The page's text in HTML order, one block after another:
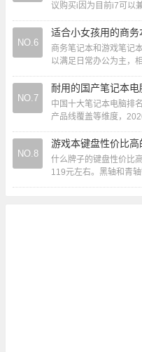
议购买i因为目前i7可以
果想买游戏本、商务本
NO.6
适合小女孩用的商
商务笔记本和游戏笔记
以满足日常办公为主，
单。电池续航：电池续
NO.7
耐用的国产笔记本
中国十大笔记本电脑排
产品线覆盖等维度，
下： 联想（Lenovo）
NO.8
什么牌子的键盘性价比
119元左右。黑轴和青
构，不仅出行外带非常